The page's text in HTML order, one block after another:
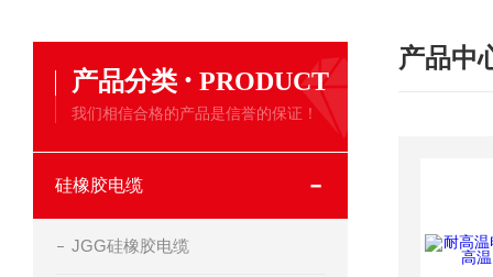
产品分类 · PRODUCT
我们相信合格的产品是信誉的保证！
硅橡胶电缆
JGG硅橡胶电缆
产品中